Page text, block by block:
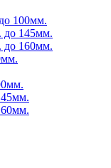
100мм.
до 145мм.
до 160мм.